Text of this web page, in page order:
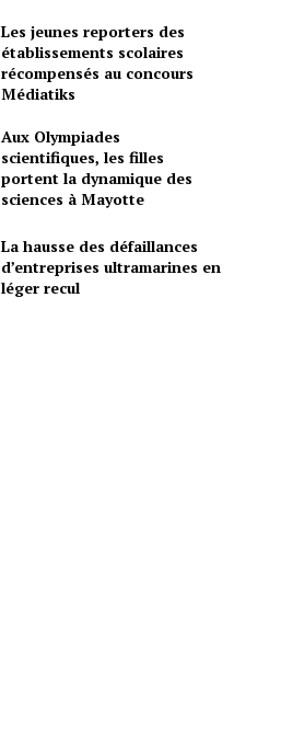
Les jeunes reporters des
établissements scolaires
récompensés au concours
Médiatiks
Aux Olympiades
scientifiques, les filles
portent la dynamique des
sciences à Mayotte
La hausse des défaillances
d’entreprises ultramarines en
léger recul